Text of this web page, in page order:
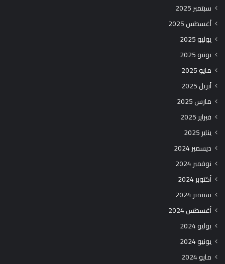
سبتمبر 2025
أغسطس 2025
يوليو 2025
يونيو 2025
مايو 2025
أبريل 2025
مارس 2025
فبراير 2025
يناير 2025
ديسمبر 2024
نوفمبر 2024
أكتوبر 2024
سبتمبر 2024
أغسطس 2024
يوليو 2024
يونيو 2024
مايو 2024